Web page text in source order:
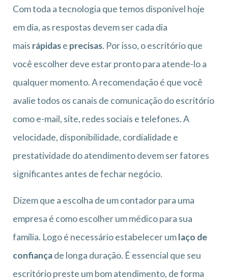
Com toda a tecnologia que temos disponível hoje
em dia, as respostas devem ser cada dia
mais rápidase precisas. Por isso, o escritório que
você escolher deve estar pronto para atende-lo a
qualquer momento. A recomendação é que você
avalie todos os canais de comunicação do escritório
como e-mail, site, redes sociais e telefones. A
velocidade, disponibilidade, cordialidade e
prestatividade do atendimento devem ser fatores
significantes antes de fechar negócio.
Dizem que a escolha de um contador para uma
empresa é como escolher um médico para sua
família. Logo é necessário estabelecer umlaço de
confiançade longa duração. É essencial que seu
escritório preste um bom atendimento, de forma